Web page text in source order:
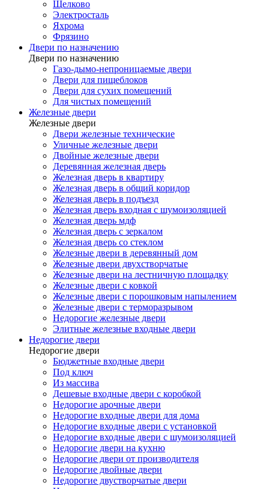
Щелково
Электросталь
Яхрома
Фрязино
Двери по назначению
Двери по назначению
Газо-дымо-непроницаемые двери
Двери для пищеблоков
Двери для сухих помещений
Для чистых помещений
Железные двери
Железные двери
Двери железные технические
Уличные железные двери
Двойные железные двери
Деревянная железная дверь
Железная дверь в квартиру
Железная дверь в общий коридор
Железная дверь в подъезд
Железная дверь входная с шумоизоляцией
Железная дверь мдф
Железная дверь с зеркалом
Железная дверь со стеклом
Железные двери в деревянный дом
Железные двери двухстворчатые
Железные двери на лестничную площадку
Железные двери с ковкой
Железные двери с порошковым напылением
Железные двери с терморазрывом
Недорогие железные двери
Элитные железные входные двери
Недорогие двери
Недорогие двери
Бюджетные входные двери
Под ключ
Из массива
Дешевые входные двери с коробкой
Недорогие арочные двери
Недорогие входные двери для дома
Недорогие входные двери с установкой
Недорогие входные двери с шумоизоляцией
Недорогие двери на кухню
Недорогие двери от производителя
Недорогие двойные двери
Недорогие двустворчатые двери